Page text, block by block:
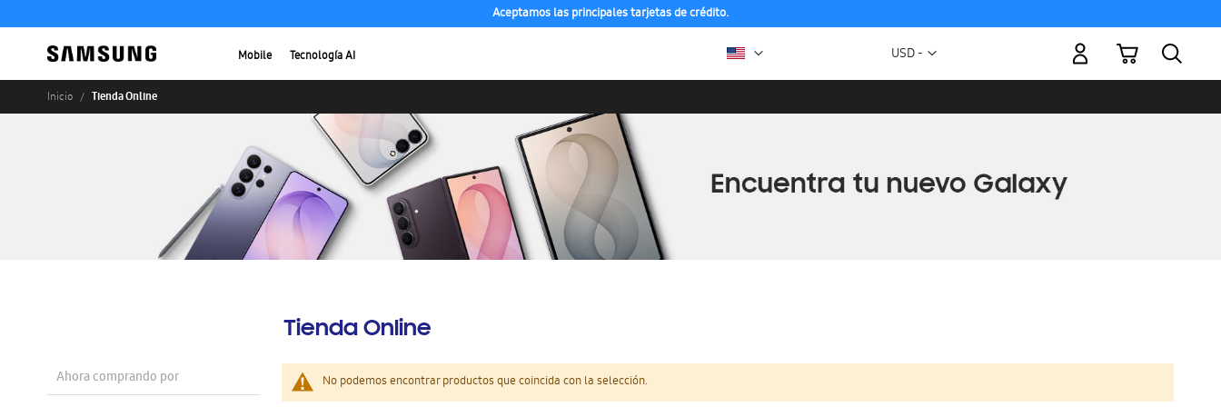
Aceptamos las principales tarjetas de crédito.
Mobile Tecnología AI Moneda
USD -
Mi carrito
Inicio Tienda Online
Tienda Online
No podemos encontrar productos que coincida con la selección.
Ahora comprando por